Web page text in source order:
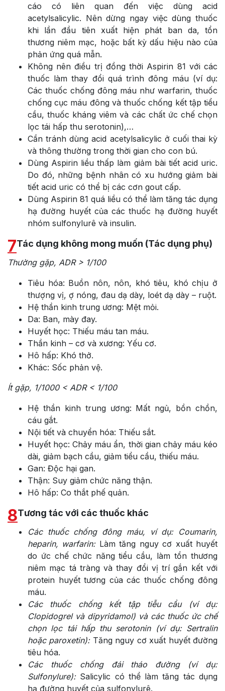
cáo có liên quan đến việc dùng acid
acetylsalicylic. Nên dừng ngay việc dùng thuốc
khi lần đầu tiên xuất hiện phát ban da, tổn
thương niêm mạc, hoặc bất kỳ dấu hiệu nào của
phản ứng quá mẫn.
Không nên điều trị đồng thời Aspirin 81 với các
thuốc làm thay đổi quá trình đông máu (ví dụ:
Các thuốc chống đông máu như warfarin, thuốc
chống cục máu đông và thuốc chống kết tập tiểu
cầu, thuốc kháng viêm và các chất ức chế chọn
lọc tái hấp thu serotonin),…
Cần tránh dùng acid acetylsalicylic ở cuối thai kỳ
và thông thường trong thời gian cho con bú.
Dùng Aspirin liều thấp làm giảm bài tiết acid uric.
Do đó, những bệnh nhân có xu hướng giảm bài
tiết acid uric có thể bị các cơn gout cấp.
Dùng Aspirin 81 quá liều có thể làm tăng tác dụng
hạ đường huyết của các thuốc hạ đường huyết
nhóm sulfonylurê và insulin.
7Tác dụng không mong muốn (Tác dụng phụ)
Thường gặp, ADR > 1/100
Tiêu hóa: Buồn nôn, nôn, khó tiêu, khó chịu ở
thượng vị, ợ nóng, đau dạ dày, loét dạ dày – ruột.
Hệ thần kinh trung ương: Mệt mỏi.
Da: Ban, mày đay.
Huyết học: Thiếu máu tan máu.
Thần kinh – cơ và xương: Yếu cơ.
Hô hấp: Khó thở.
Khác: Sốc phản vệ.
Ít gặp, 1/1000 < ADR < 1/100
Hệ thần kinh trung ương: Mất ngủ, bồn chồn,
cáu gắt.
Nội tiết và chuyển hóa: Thiếu sắt.
Huyết học: Chảy máu ẩn, thời gian chảy máu kéo
dài, giảm bạch cầu, giảm tiểu cầu, thiếu máu.
Gan: Độc hại gan.
Thận: Suy giảm chức năng thận.
Hô hấp: Co thắt phế quản.
8Tương tác với các thuốc khác
Các thuốc chống đông máu, ví dụ: Coumarin,
heparin, warfarin: Làm tăng nguy cơ xuất huyết
do ức chế chức năng tiểu cầu, làm tổn thương
niêm mạc tá tràng và thay đổi vị trí gắn kết với
protein huyết tương của các thuốc chống đông
máu.
Các thuốc chống kết tập tiễu cầu (ví dụ:
Clopidogrel và dipyridamol) và các thuốc ức chế
chọn lọc tái hấp thu serotonin (ví dụ: Sertralin
hoặc paroxetin): Tăng nguy cơ xuất huyết đường
tiêu hóa.
Các thuốc chống đái tháo đường (ví dụ:
Sulfonylure): Salicylic có thể làm tăng tác dụng
hạ đường huyết của sulfonylurê.